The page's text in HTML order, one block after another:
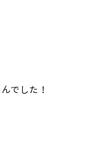
でした！